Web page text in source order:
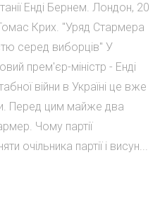
Енді Бернем. Лондон, 20
Крих. "Уряд Стармера
серед виборців" У
прем'єр-міністр - Енді
війни в Україні це вже
Перед цим майже два
Чому партії
очільника партії і висун...